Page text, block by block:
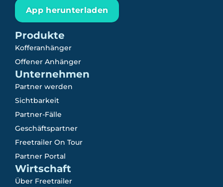
App herunterladen
Produkte
Kofferanhänger
Offener Anhänger
Unternehmen
Partner werden
Sichtbarkeit
Partner-Fälle
Geschäftspartner
Freetrailer On Tour
Partner Portal
Wirtschaft
Über Freetrailer